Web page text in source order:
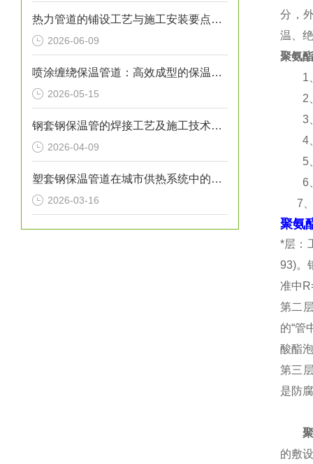
热力管道的铺设工艺与施工安装要点解析
2026-06-09
喷涂缠绕保温管道：高效成型的保温输送核心装备
2026-05-15
钢套钢保温管的焊接工艺及施工技术研究
2026-04-09
塑套钢保温管道在城市供热系统中的应用
2026-03-16
分，
温、
聚氨
1、
2、
3、
4、
5、
6、
7、
聚氨
*层：
93)。
准中
第二
的“管
酸酯
第三
是防
的敷